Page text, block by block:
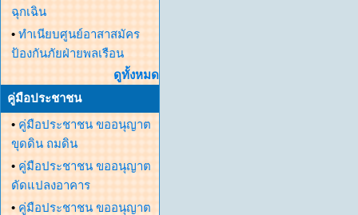
ฉุกเฉิน
• ทำเนียบศูนย์อาสาสมัคร
ป้องกันภัยฝ่ายพลเรือน
ดูทั้งหมด
คู่มือประชาชน
• คู่มือประชาชน ขออนุญาต
ขุดดิน ถมดิน
• คู่มือประชาชน ขออนุญาต
ดัดแปลงอาคาร
• คู่มือประชาชน ขออนุญาต